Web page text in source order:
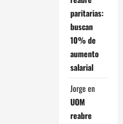
paritarias:
buscan
10% de
aumento
salarial
Jorge en
UOM
reabre